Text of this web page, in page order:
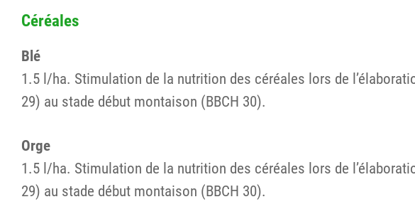
Céréales
Blé
1.5 l/ha. Stimulation de la nutrition des céréales lors de
29) au stade début montaison (BBCH 30).
Orge
1.5 l/ha. Stimulation de la nutrition des céréales lors de
29) au stade début montaison (BBCH 30).